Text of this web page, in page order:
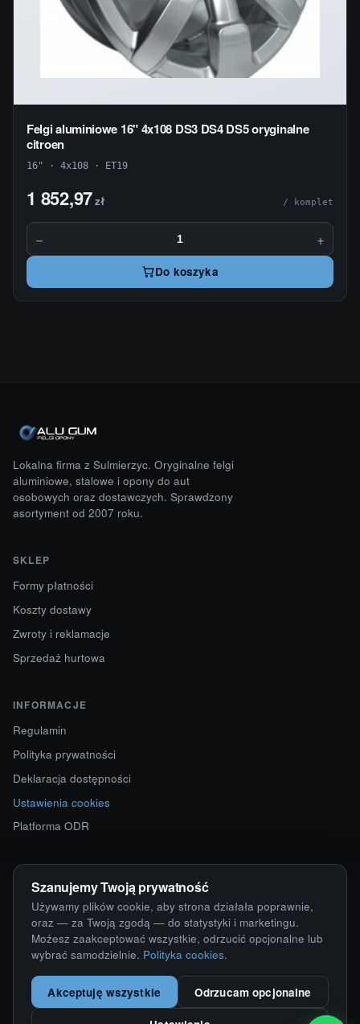
Felgi aluminiowe 16" 4x108 DS3 DS4 DS5 oryginalne
citroen
16" · 4x108 · ET19
1 852,97zł / komplet
− +
Do koszyka
Lokalna firma z Sulmierzyc. Oryginalne felgi
aluminiowe, stalowe i opony do aut
osobowych oraz dostawczych. Sprawdzony
asortyment od 2007 roku.
SKLEP
Formy płatności
Koszty dostawy
Zwroty i reklamacje
Sprzedaż hurtowa
INFORMACJE
Regulamin
Polityka prywatności
Deklaracja dostępności
Ustawienia cookies
Platforma ODR
KONTAKT
ul. Starokościelna 12
63-750 Sulmierzyce
792 171 171 · 791 110 055
alumy@alugum.pl
Szanujemy Twoją prywatność
Używamy plików cookie, aby strona działała poprawnie,
oraz — za Twoją zgodą — do statystyki i marketingu.
Możesz zaakceptować wszystkie, odrzucić opcjonalne lub
wybrać samodzielnie. Polityka cookies.
Akceptuję wszystkie Odrzucam opcjonalne